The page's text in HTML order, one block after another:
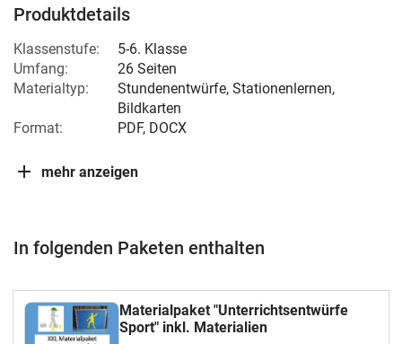
Produktdetails
Klassenstufe:
5-6. Klasse
Umfang:
26 Seiten
Materialtyp:
Stundenentwürfe, Stationenlernen,
Bildkarten
Format:
PDF, DOCX
mehr anzeigen
In folgenden Paketen enthalten
Materialpaket "Unterrichtsentwürfe
Sport" inkl. Materialien